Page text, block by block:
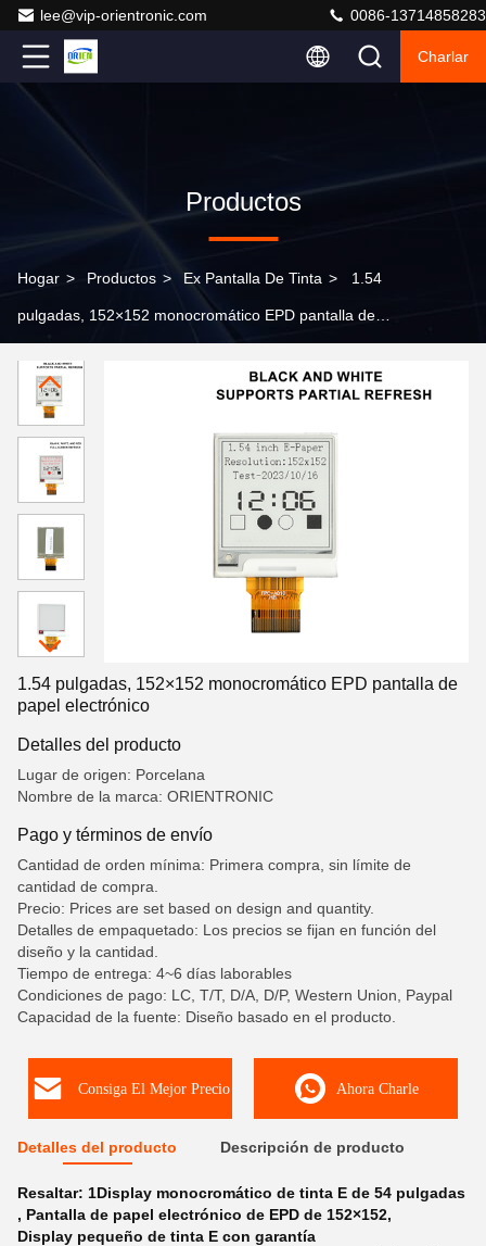
lee@vip-orientronic.com 0086-13714858283
Charlar
Productos
Hogar > Productos > Ex Pantalla De Tinta > 1.54
pulgadas, 152×152 monocromático EPD pantalla de
1.54 pulgadas, 152×152 monocromático EPD pantalla de
papel electrónico
Detalles del producto
Lugar de origen: Porcelana
Nombre de la marca: ORIENTRONIC
Pago y términos de envío
Cantidad de orden mínima: Primera compra, sin límite de
cantidad de compra.
Precio: Prices are set based on design and quantity.
Detalles de empaquetado: Los precios se fijan en función del
diseño y la cantidad.
Tiempo de entrega: 4~6 días laborables
Condiciones de pago: LC, T/T, D/A, D/P, Western Union, Paypal
Capacidad de la fuente: Diseño basado en el producto.
Consiga El Mejor Precio Ahora Charle
Detalles del producto Descripción de producto
Resaltar: 1Display monocromático de tinta E de 54 pulgadas
, Pantalla de papel electrónico de EPD de 152×152,
Display pequeño de tinta E con garantía